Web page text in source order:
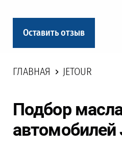
Оставить отзыв
ГЛАВНАЯ JETOUR
Подбор
автомобилей